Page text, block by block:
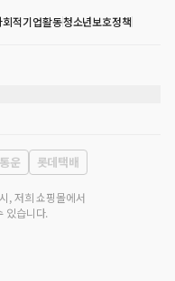
회적기업활동청소년보호정책
운 롯데택배
, 저희 쇼핑몰에서
있습니다.